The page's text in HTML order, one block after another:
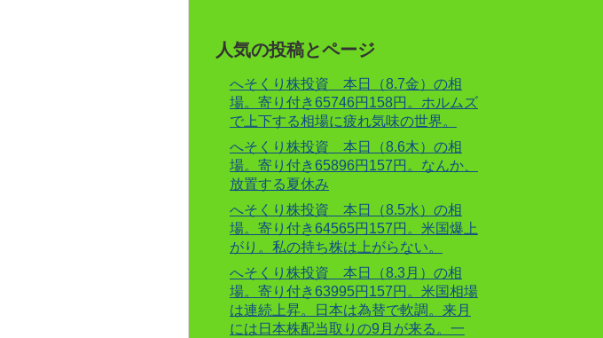
人気の投稿とページ
へそくり株投資 本日（8.7金）の相
場。寄り付き65746円158円。ホルムズ
で上下する相場に疲れ気味の世界。
へそくり株投資 本日（8.6木）の相
場。寄り付き65896円157円。なんか、
放置する夏休み
へそくり株投資 本日（8.5水）の相
場。寄り付き64565円157円。米国爆上
がり。私の持ち株は上がらない。
へそくり株投資 本日（8.3月）の相
場。寄り付き63995円157円。米国相場
は連続上昇。日本は為替で軟調。来月
には日本株配当取りの9月が来る。一